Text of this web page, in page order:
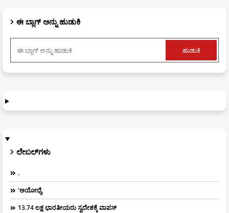
ಈ ಬ್ಲಾಗ್ ಅನ್ನು ಹುಡುಕಿ
ಲೇಬಲ್‌ಗಳು
.
'ಅಯೋಧ್ಯೆ
13.74 ಲಕ್ಷ ಭಾರತೀಯರು ಸ್ವದೇಶಕ್ಕೆ ವಾಪಸ್